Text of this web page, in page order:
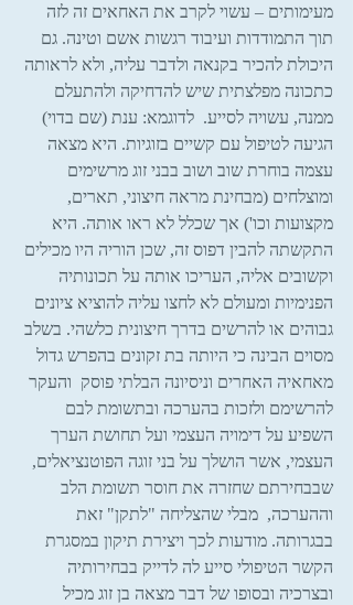
מעימותים – עשוי לקרב את האחאים זה לזה
תוך התמודדות ועיבוד רגשות אשם וטינה. גם
היכולת להכיר בקנאה ולדבר עליה, ולא לראותה
כתכונה מפלצתית שיש להדחיקה ולהתעלם
ממנה, עשויה לסייע.  לדוגמא: ענת (שם בדוי)
הגיעה לטיפול עם קשיים בזוגיות. היא מצאה
עצמה בוחרת שוב ושוב בבני זוג מרשימים
ומוצלחים (מבחינת מראה חיצוני, תארים,
מקצועות וכו') אך שכלל לא ראו אותה. היא
התקשתה להבין דפוס זה, שכן הוריה היו מכילים
וקשובים אליה, העריכו אותה על תכונותיה
הפנימיות ומעולם לא לחצו עליה להוציא ציונים
גבוהים או להרשים בדרך חיצונית כלשהי. בשלב
מסוים הבינה כי היותה בת זקונים בהפרש גדול
מאחאיה האחרים וניסיונה הבלתי פוסק  והעקר
להרשימם ולזכות בהערכה ובתשומת לבם
השפיע על דימויה העצמי ועל תחושת הערך
העצמי, אשר הושלך על בני זוגה הפוטנציאלים,
שבבחירתם שחזרה את חוסר תשומת הלב
וההערכה,  מבלי שהצליחה "לתקן" זאת
בבגרותה. מודעות לכך ויצירת תיקון במסגרת
הקשר הטיפולי סייע לה לדייק בבחירותיה
ובצרכיה ובסופו של דבר מצאה בן זוג מכיל